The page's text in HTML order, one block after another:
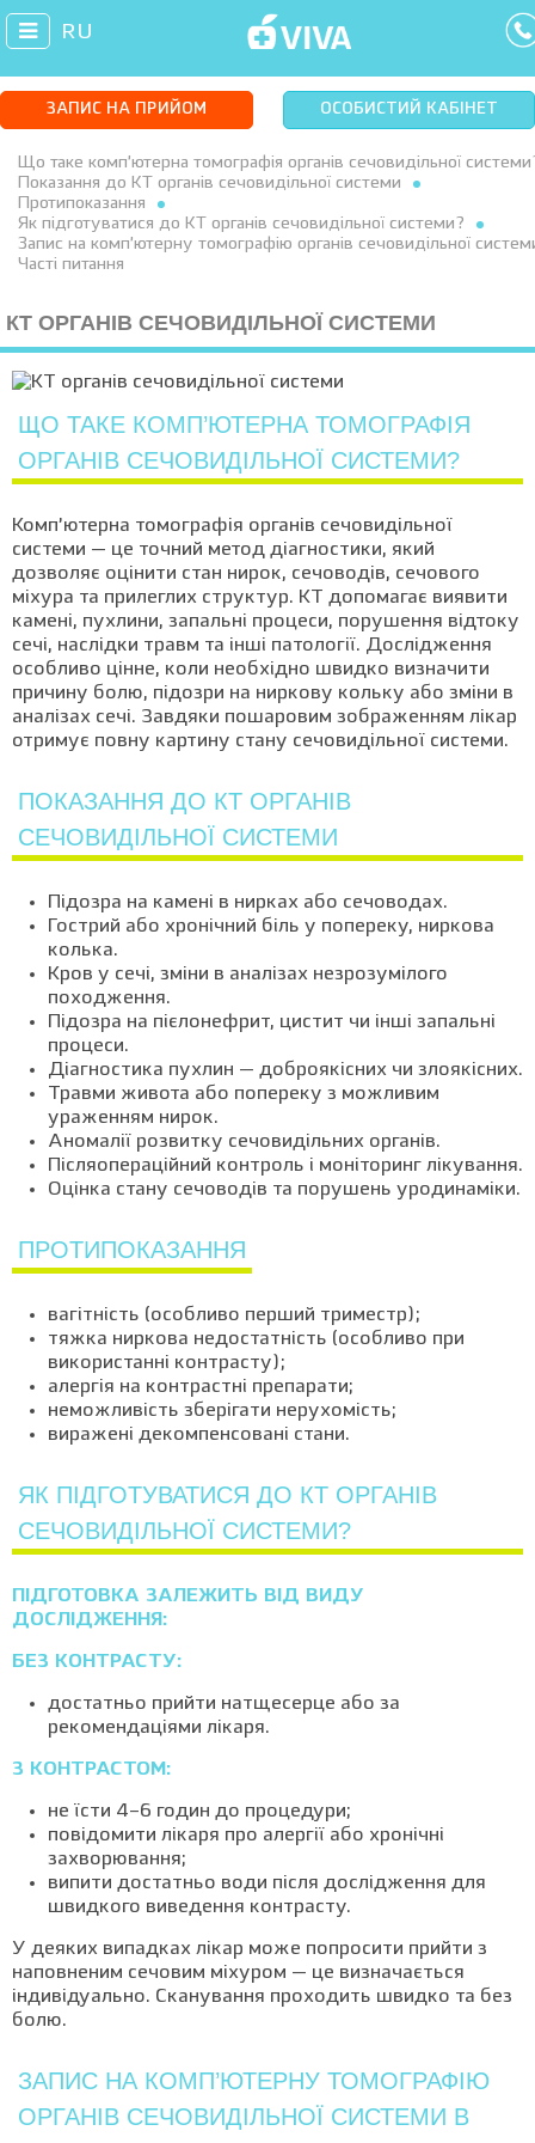
RU
ЗАПИС НА ПРИЙОМ ОСОБИСТИЙ КАБІНЕТ
Що таке комп’ютерна томографія органів сечовидільної
Показання до КТ органів сечовидільної системи
Протипоказання
Як підготуватися до КТ органів сечовидільної системи?
Запис на комп’ютерну томографію органів сечовидільної
Часті питання
КТ ОРГАНІВ СЕЧОВИДІЛЬНОЇ СИСТЕМИ
ЩО ТАКЕ КОМП’ЮТЕРНА ТОМОГРАФІЯ
ОРГАНІВ СЕЧОВИДІЛЬНОЇ СИСТЕМИ?
Комп’ютерна томографія органів сечовидільної
системи — це точний метод діагностики, який
дозволяє оцінити стан нирок, сечоводів, сечового
міхура та прилеглих структур. КТ допомагає виявити
камені, пухлини, запальні процеси, порушення відтоку
сечі, наслідки травм та інші патології. Дослідження
особливо цінне, коли необхідно швидко визначити
причину болю, підозри на ниркову кольку або зміни в
аналізах сечі. Завдяки пошаровим зображенням лікар
отримує повну картину стану сечовидільної системи.
ПОКАЗАННЯ ДО КТ ОРГАНІВ
СЕЧОВИДІЛЬНОЇ СИСТЕМИ
Підозра на камені в нирках або сечоводах.
Гострий або хронічний біль у попереку, ниркова
колька.
Кров у сечі, зміни в аналізах незрозумілого
походження.
Підозра на пієлонефрит, цистит чи інші запальні
процеси.
Діагностика пухлин — доброякісних чи злоякісних.
Травми живота або попереку з можливим
ураженням нирок.
Аномалії розвитку сечовидільних органів.
Післяопераційний контроль і моніторинг лікування.
Оцінка стану сечоводів та порушень уродинаміки.
ПРОТИПОКАЗАННЯ
вагітність (особливо перший триместр);
тяжка ниркова недостатність (особливо при
використанні контрасту);
алергія на контрастні препарати;
неможливість зберігати нерухомість;
виражені декомпенсовані стани.
ЯК ПІДГОТУВАТИСЯ ДО КТ ОРГАНІВ
СЕЧОВИДІЛЬНОЇ СИСТЕМИ?
ПІДГОТОВКА ЗАЛЕЖИТЬ ВІД ВИДУ
ДОСЛІДЖЕННЯ:
БЕЗ КОНТРАСТУ:
достатньо прийти натщесерце або за
рекомендаціями лікаря.
З КОНТРАСТОМ:
не їсти 4–6 годин до процедури;
повідомити лікаря про алергії або хронічні
захворювання;
випити достатньо води після дослідження для
швидкого виведення контрасту.
У деяких випадках лікар може попросити прийти з
наповненим сечовим міхуром — це визначається
індивідуально. Сканування проходить швидко та без
болю.
ЗАПИС НА КОМП’ЮТЕРНУ ТОМОГРАФІЮ
ОРГАНІВ СЕЧОВИДІЛЬНОЇ СИСТЕМИ В